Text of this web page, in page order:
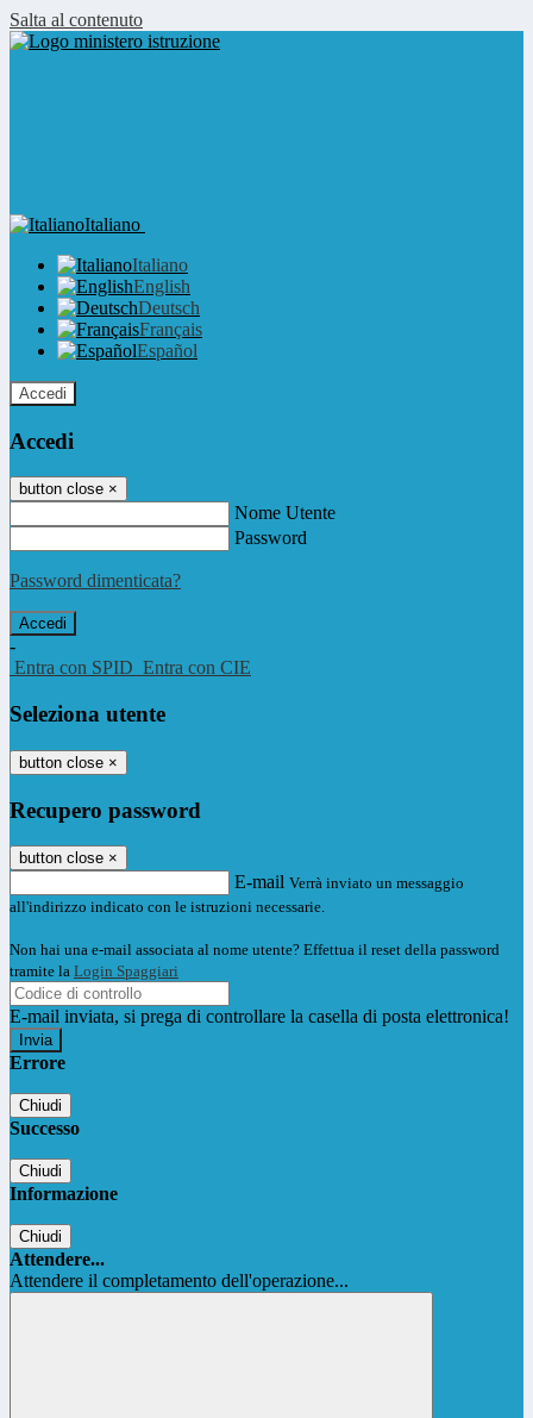
Salta al contenuto
Italiano
Italiano
English
Deutsch
Français
Español
Accedi
Accedi
button close ×
Nome Utente
Password
Password dimenticata?
-
Entra con SPID Entra con CIE
Seleziona utente
button close ×
Recupero password
button close ×
E-mail Verrà inviato un messaggio
all'indirizzo indicato con le istruzioni necessarie.
Non hai una e-mail associata al nome utente? Effettua il reset della password
tramite la Login Spaggiari
E-mail inviata, si prega di controllare la casella di posta elettronica!
Errore
Chiudi
Successo
Chiudi
Informazione
Chiudi
Attendere...
Attendere il completamento dell'operazione...